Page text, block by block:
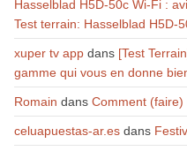
Hasselblad H5D-50c Wi-Fi :
Test terrain: Hasselblad H5D-
xuper tv appdans [Test
gamme qui vous en donne
Romain dans Comment
celuapuestas-ar.esdans